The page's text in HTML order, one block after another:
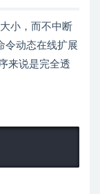
小，而不中断
令动态在线扩展
来说是完全透